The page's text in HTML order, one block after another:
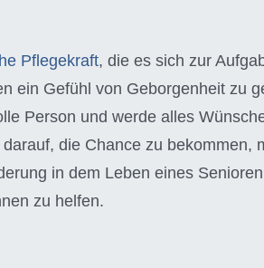
Pflegekraft, die es sich zur
ein Gefühl von Geborgenheit zu
Person und werde alles
die Chance zu bekommen,
in dem Leben eines
zu helfen.